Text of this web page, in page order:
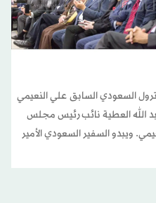
السعودي السابق علي النعيمي
الله العطية نائب رئيس مجلس
ويبدو السفير السعودي الأمير